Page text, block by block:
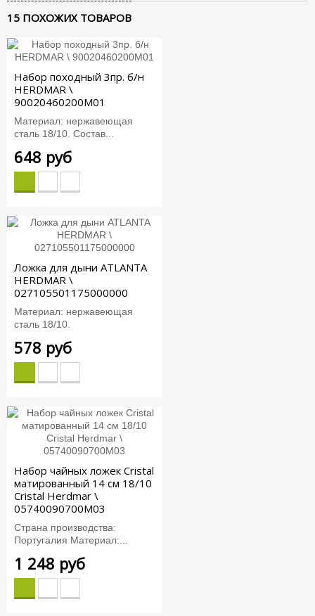
15 ПОХОЖИХ ТОВАРОВ
Набор походный 3пр. б/н
HERDMAR \
90020460200M01
Материал: нержавеющая
сталь 18/10. Состав...
648 руб
Ложка для дыни ATLANTA
HERDMAR \
027105501175000000
Материал: нержавеющая
сталь 18/10.
578 руб
Набор чайных ложек Cristal
матированный 14 см 18/10
Cristal Herdmar \
05740090700M03
Страна производства:
Португалия Материал:...
1 248 руб